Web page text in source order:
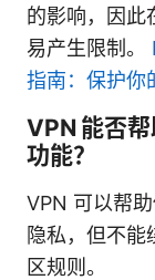
的影响，因此
易产生限制。
指南：保护你
VPN 能否
功能？
VPN 可以帮
隐私，但不能
区规则。